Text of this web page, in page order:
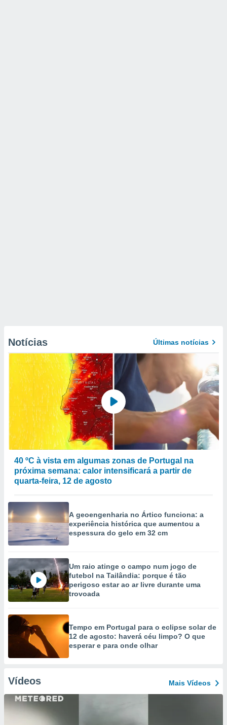
Notícias Últimas notícias
40 ºC à vista em algumas zonas de Portugal na
próxima semana: calor intensificará a partir de
quarta-feira, 12 de agosto
A geoengenharia no Ártico funciona: a
experiência histórica que aumentou a
espessura do gelo em 32 cm
Um raio atinge o campo num jogo de
futebol na Tailândia: porque é tão
perigoso estar ao ar livre durante uma
trovoada
Tempo em Portugal para o eclipse solar de
12 de agosto: haverá céu limpo? O que
esperar e para onde olhar
Vídeos Mais Vídeos